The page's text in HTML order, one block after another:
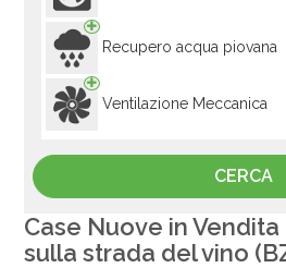
Recupero acqua piovana
Ventilazione Meccanica
Case Nuove in
sulla strada del vino